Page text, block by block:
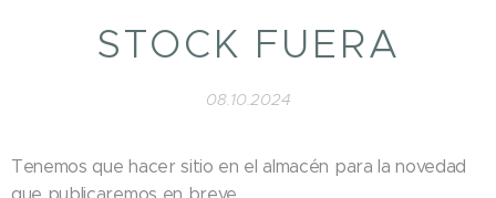
STOCK FUERA
08.10.2024
Tenemos que hacer sitio en el almacén para la novedad